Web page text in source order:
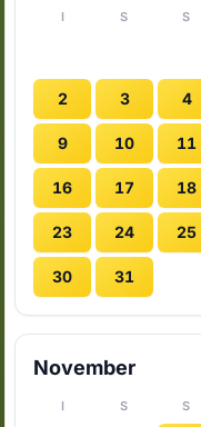
I S S
2 3 4
9 10 11
16 17 18
23 24 25
30 31
November
I S S